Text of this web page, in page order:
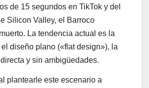
de 15 segundos en TikTok y del
Silicon Valley, el Barroco
La tendencia actual es la
diseño plano («flat design»), la
y sin ambigüedades.
plantearle este escenario a